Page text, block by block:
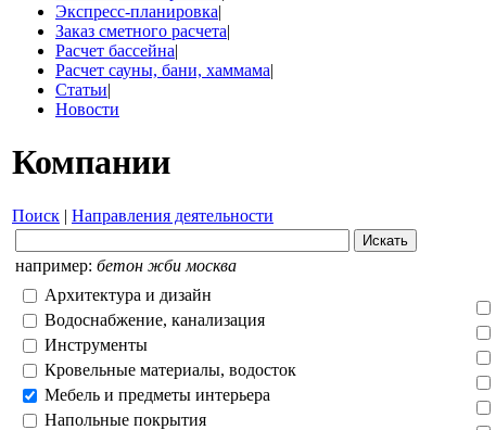
Экспресс-планировка|
Заказ сметного расчета|
Расчет бассейна|
Расчет сауны, бани, хаммама|
Статьи|
Новости
Компании
Поиск | Направления деятельности
например: бетон жби москва
Архитектура и дизайн
Водоснабжение, канализация
Инструменты
Кровельные материалы, водосток
Мебель и предметы интерьера
Напольные покрытия